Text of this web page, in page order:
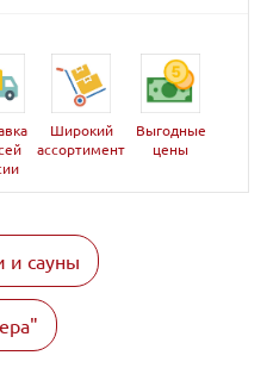
Широкий
ассортимент
Выгодные
цены
и сауны